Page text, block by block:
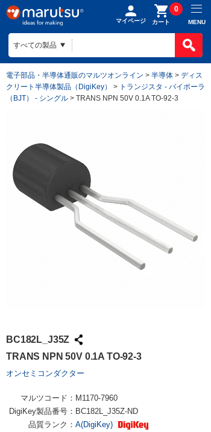
マイページ カート
0
MENU
電子部品・半導体通販のマルツオンライン > 半導体 > ディス
クリート半導体製品（DigiKey）
> トランジスタ - バイポーラ
（BJT） - シングル > TRANS NPN 50V 0.1A TO-92-3
BC182L_J35Z
TRANS NPN 50V 0.1A TO-92-3
オンセミコンダクター
マルツコード： M1170-7960
DigiKey製品番号： BC182L_J35Z-ND
品質ランク： A(DigiKey)